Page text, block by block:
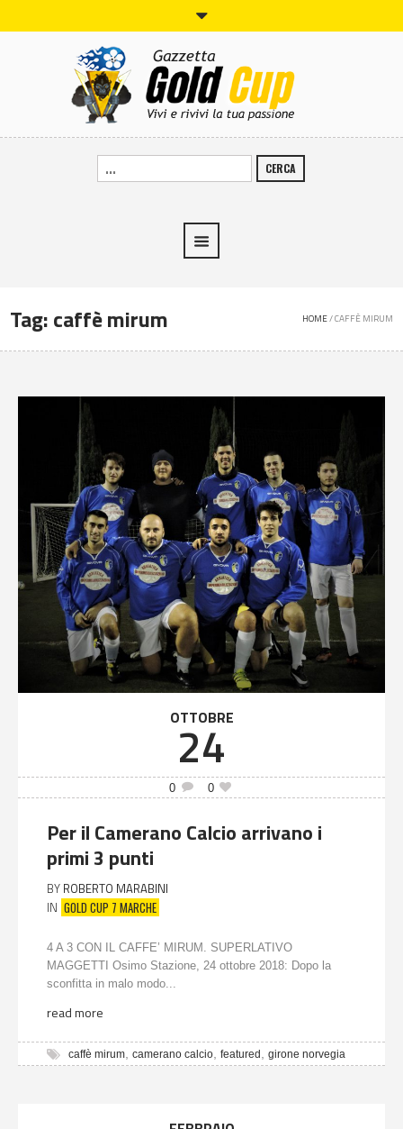
CERCA
Tag:caffè mirum HOME/CAFFÈ MIRUM
OTTOBRE
24
0 0
Per il Camerano Calcio arrivano i
primi 3 punti
BY ROBERTO MARABINI
IN GOLD CUP 7 MARCHE
4 A 3 CON IL CAFFE’ MIRUM. SUPERLATIVO
MAGGETTI Osimo Stazione, 24 ottobre 2018: Dopo la
sconfitta in malo modo...
read more
caffè mirum camerano calcio featured girone norvegia